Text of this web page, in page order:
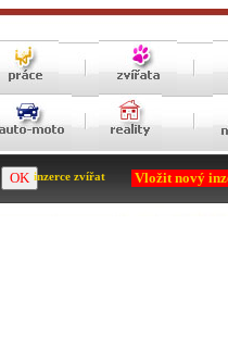
inzerce zvířat Vložit nový